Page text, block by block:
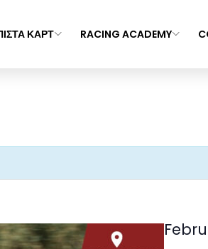
ΚΑΡΤ RACING ACADEMY